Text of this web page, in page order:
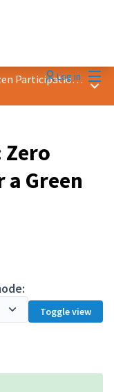
Log in
2024 Award &quot;Best Practice in Citizen Participation&quot; Main
Zero
Green
Toggle view